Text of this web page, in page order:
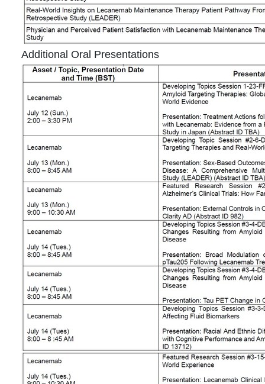
Additional Oral Presentations